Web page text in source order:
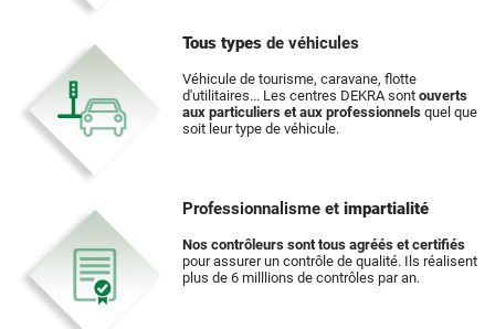
Tous types de véhicules
Véhicule de tourisme, caravane, flotte
d'utilitaires... Les centres DEKRA sont ouverts
aux particuliers et aux professionnels quel que
soit leur type de véhicule.
Professionnalisme et impartialité
Nos contrôleurs sont tous agréés et certifiés
pour assurer un contrôle de qualité. Ils réalisent
plus de 6 milllions de contrôles par an.